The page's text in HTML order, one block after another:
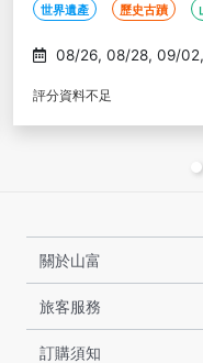
世界遺產 歷史古蹟
評分資料不足
關於山富
旅客服務
訂購須知